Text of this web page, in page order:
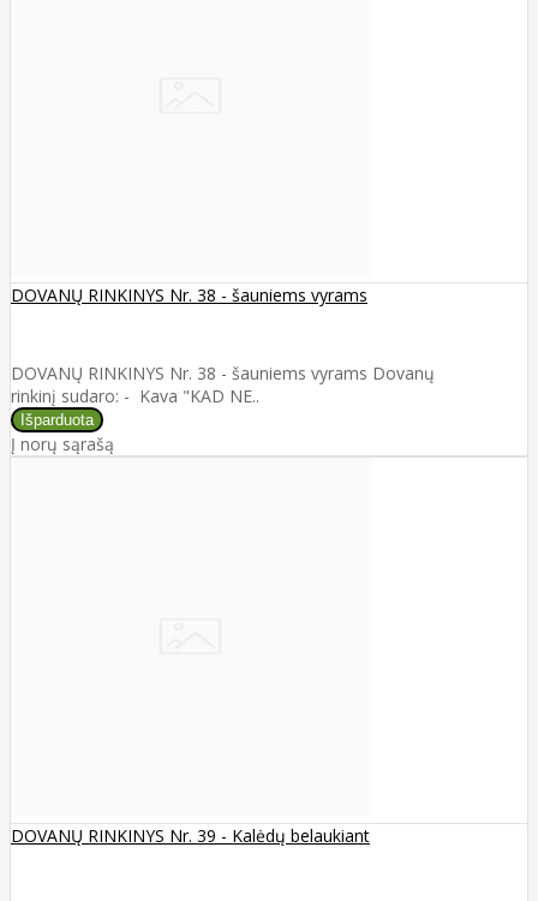
DOVANŲ RINKINYS Nr. 38 - šauniems vyrams
DOVANŲ RINKINYS Nr. 38 - šauniems vyrams Dovanų
rinkinį sudaro: - Kava "KAD NE..
Į norų sąrašą
DOVANŲ RINKINYS Nr. 39 - Kalėdų belaukiant